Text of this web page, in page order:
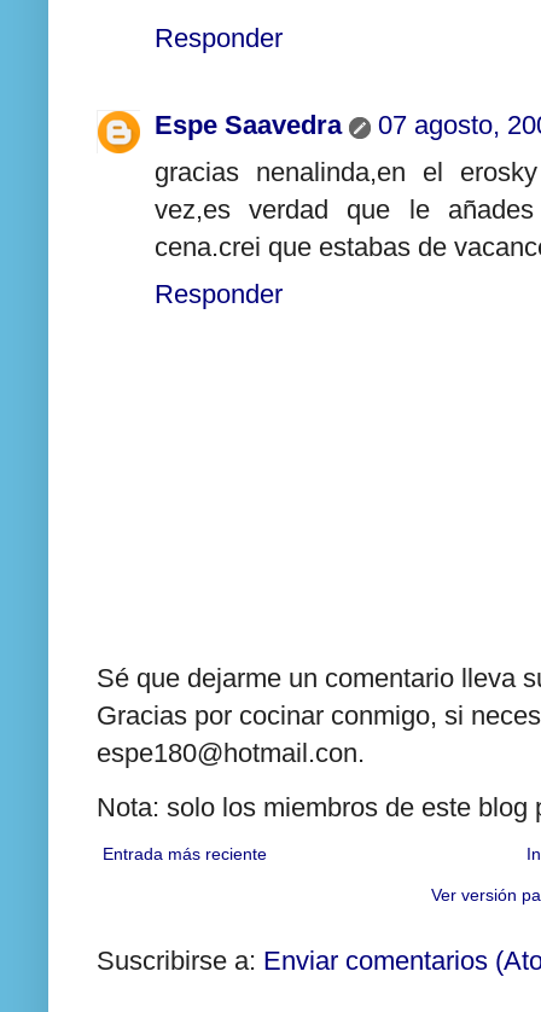
Responder
Espe Saavedra
07 agosto,
gracias nenalinda,en el
vez,es verdad que le
cena.crei que estabas de
Responder
Sé que dejarme un comentario lleva
Gracias por cocinar conmigo, si
espe180@hotmail.con.
Nota: solo los miembros de este
Entrada más reciente
Ver versión
Suscribirse a: Enviar comentarios